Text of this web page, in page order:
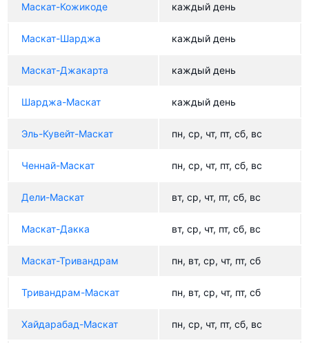
Маскат-Кожикоде каждый день
Маскат-Шарджа каждый день
Маскат-Джакарта каждый день
Шарджа-Маскат каждый день
Эль-Кувейт-Маскат пн, ср, чт, пт, сб, вс
Ченнай-Маскат пн, ср, чт, пт, сб, вс
Дели-Маскат вт, ср, чт, пт, сб, вс
Маскат-Дакка вт, ср, чт, пт, сб, вс
Маскат-Тривандрам пн, вт, ср, чт, пт, сб
Тривандрам-Маскат пн, вт, ср, чт, пт, сб
Хайдарабад-Маскат пн, ср, чт, пт, сб, вс